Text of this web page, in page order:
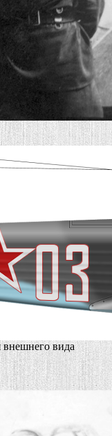
внешнего вида